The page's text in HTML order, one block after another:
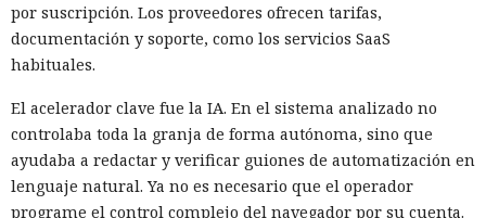
Bastaron poco menos de 20 minutos para vulnerar un
procesador protegido.
por suscripción. Los proveedores ofrecen tarifas,
documentación y soporte, como los servicios SaaS
habituales.
El acelerador clave fue la IA. En el sistema analizado no
controlaba toda la granja de forma autónoma, sino que
ayudaba a redactar y verificar guiones de automatización en
lenguaje natural. Ya no es necesario que el operador
programe el control complejo del navegador por su cuenta.